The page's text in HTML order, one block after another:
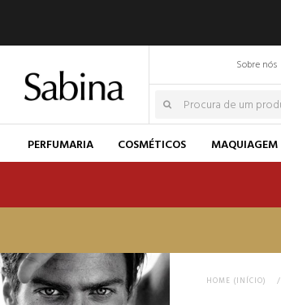
Sobre nós
PERFUMARIA COSMÉTICOS MAQUIAGEM
HOME (INÍCIO) >